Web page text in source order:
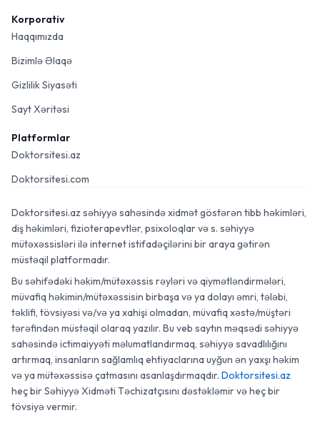
Korporativ
Haqqımızda
Bizimlə Əlaqə
Gizlilik Siyasəti
Sayt Xəritəsi
Platformlar
Doktorsitesi.az
Doktorsitesi.com
Doktorsitesi.az səhiyyə sahəsində xidmət göstərən tibb həkimləri,
diş həkimləri, fizioterapevtlər, psixoloqlar və s. səhiyyə
mütəxəssisləri ilə internet istifadəçilərini bir araya gətirən
müstəqil platformadır.
Bu səhifədəki həkim/mütəxəssis rəyləri və qiymətləndirmələri,
müvafiq həkimin/mütəxəssisin birbaşa və ya dolayı əmri, tələbi,
təklifi, tövsiyəsi və/və ya xahişi olmadan, müvafiq xəstə/müştəri
tərəfindən müstəqil olaraq yazılır. Bu veb saytın məqsədi səhiyyə
sahəsində ictimaiyyəti məlumatlandırmaq, səhiyyə savadlılığını
artırmaq, insanların sağlamlıq ehtiyaclarına uyğun ən yaxşı həkim
və ya mütəxəssisə çatmasını asanlaşdırmaqdır. Doktorsitesi.az
heç bir Səhiyyə Xidməti Təchizatçısını dəstəkləmir və heç bir
tövsiyə vermir.